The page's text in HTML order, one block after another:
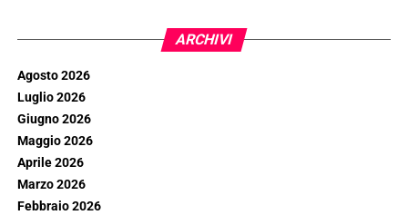
ARCHIVI
Agosto 2026
Luglio 2026
Giugno 2026
Maggio 2026
Aprile 2026
Marzo 2026
Febbraio 2026